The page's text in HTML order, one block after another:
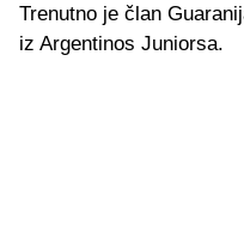
Trenutno je član
iz Argentinos Juniorsa.